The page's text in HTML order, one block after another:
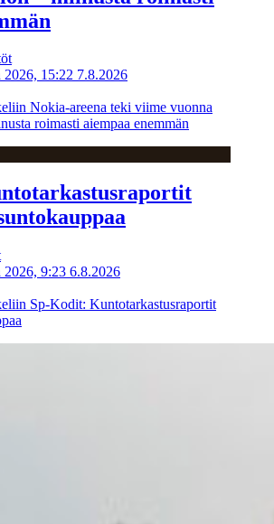
15:22 7.8.2026
Nokia-areena teki viime vuonna
roimasti aiempaa enemmän
9:23 6.8.2026
Sp-Kodit: Kuntotarkastusraportit